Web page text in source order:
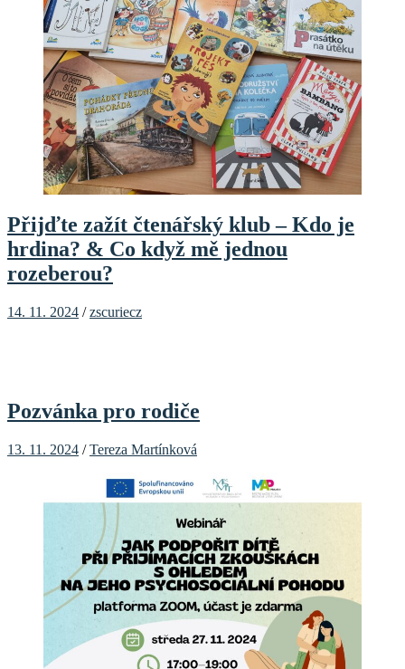
Přijďte zažít čtenářský klub – Kdo je
hrdina? & Co když mě jednou
rozeberou?
14. 11. 2024 /zscuriecz
Pozvánka pro rodiče
13. 11. 2024 /Tereza Martínková